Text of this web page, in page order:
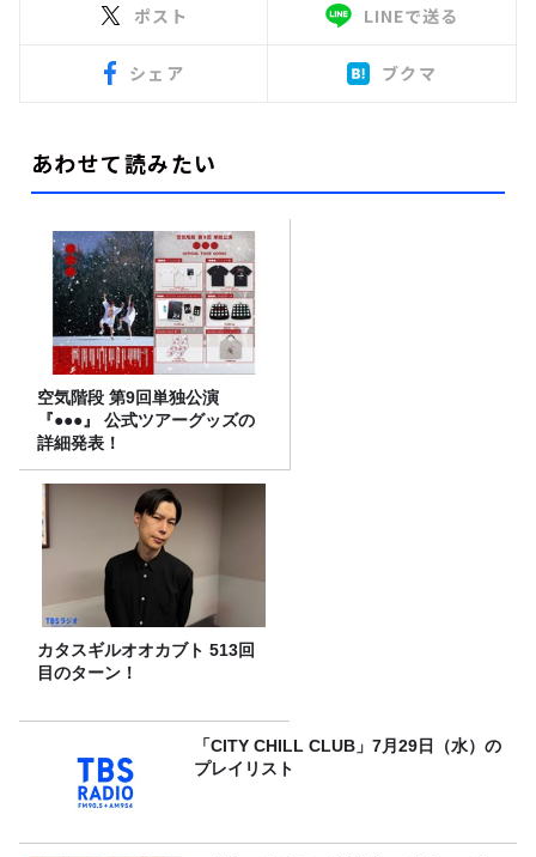
ポスト LINEで送る
シェア ブクマ
あわせて読みたい
空気階段 第9回単独公演
『●●●』 公式ツアーグッズの
詳細発表！
カタスギルオオカブト 513回
目のターン！
「CITY CHILL CLUB」7月29日（水）の
プレイリスト